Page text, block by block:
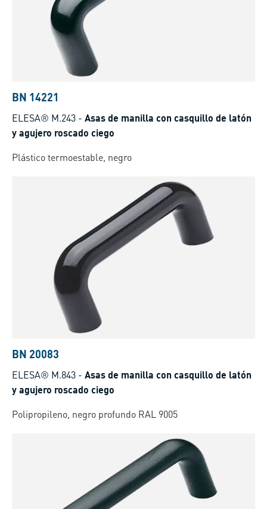
BN 14221
ELESA® M.243 - Asas de manilla con casquillo de latón
y agujero roscado ciego
Plástico termoestable, negro
BN 20083
ELESA® M.843 - Asas de manilla con casquillo de latón
y agujero roscado ciego
Polipropileno, negro profundo RAL 9005